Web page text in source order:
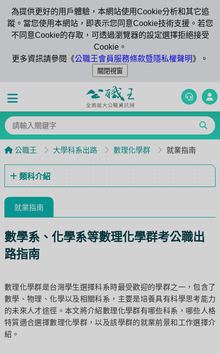
為提供更好的用戶體驗，本網站使用Cookie分析和其它追
蹤。當您使用本網站，即表示您同意Cookie技術支援。若您
不同意Cookie的存取，可透過瀏覽器的設定選擇拒絕接受
Cookie。
更多資訊請參閱《公職王會員服務條款暨隱私權聲明》。
公職王 大學科系出路 數理化學群 就業指南
類科介紹
就業指南
數學系、化學系等數理化學群考公職出
路指南
數理化學群是台灣學生選擇科系時最受歡迎的學群之一，包含了
數學、物理、化學以及相關科系，主要是培養具有科學思考能力
的未來人才途徑。本文將介紹數理化學群有哪些科系，哪些人格
特質適合選擇數理化學群，以及該學群的就業前景和工作選擇介
紹。